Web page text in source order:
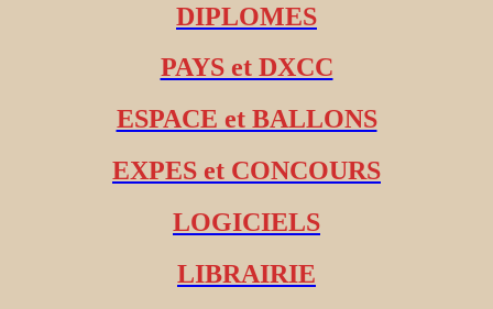
DIPLOMES
PAYS et DXCC
ESPACE et BALLONS
EXPES et CONCOURS
LOGICIELS
LIBRAIRIE